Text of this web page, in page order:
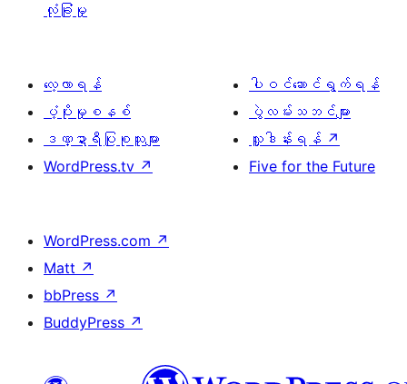
လုံခြုံမှု
လေ့လာရန်
ပံ့ပိုးမှုစနစ်
ဒဏ္ဍာရီပြုစုသူများ
WordPress.tv ↗
ပါဝင်ဆောင်ရွက်ရန်
ပွဲလမ်းသဘင်များ
လှူဒါန်းရန် ↗
Five for the Future
WordPress.com ↗
Matt ↗
bbPress ↗
BuddyPress ↗